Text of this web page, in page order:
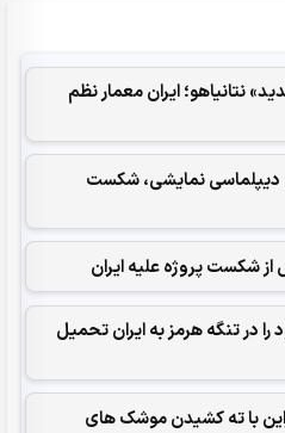
نتانیاهو؛ ایران معمار نظم
دیپلماسی نمایشی، شکست
شکست پروژه علیه ایران
را در تنگه هرمز به ایران تحمیل
با ته کشیدن موشک های